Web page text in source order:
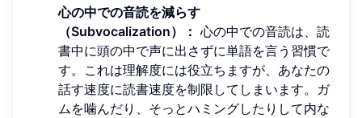
心の中での音読を減らす
（Subvocalization）： 心の中での音読は、読
書中に頭の中で声に出さずに単語を言う習慣で
す。これは理解度には役立ちますが、あなたの
話す速度に読書速度を制限してしまいます。ガ
ムを噛んだり、そっとハミングしたりして内な